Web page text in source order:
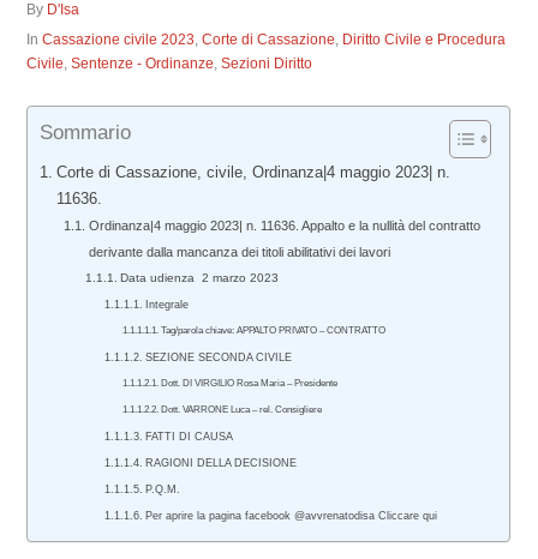
By D'Isa
InCassazione civile 2023,Corte di Cassazione, Diritto Civile e Procedura
Civile,Sentenze - Ordinanze,Sezioni Diritto
Sommario
Corte di Cassazione, civile, Ordinanza|4 maggio 2023| n.
11636.
Ordinanza|4 maggio 2023| n. 11636. Appalto e la nullità del contratto
derivante dalla mancanza dei titoli abilitativi dei lavori
Data udienza 2 marzo 2023
Integrale
Tag/parola chiave: APPALTO PRIVATO – CONTRATTO
SEZIONE SECONDA CIVILE
Dott. DI VIRGILIO Rosa Maria – Presidente
Dott. VARRONE Luca – rel. Consigliere
FATTI DI CAUSA
RAGIONI DELLA DECISIONE
P.Q.M.
Per aprire la pagina facebook @avvrenatodisa Cliccare qui